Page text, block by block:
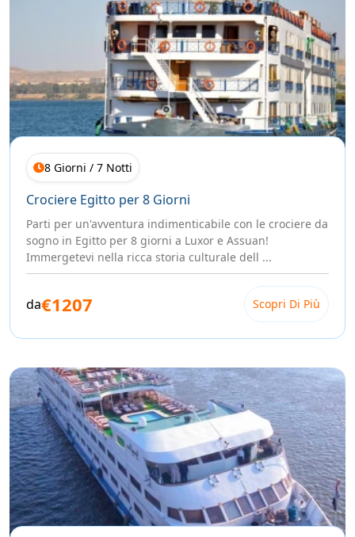
8 Giorni / 7 Notti
Crociere Egitto per 8 Giorni
Parti per un'avventura indimenticabile con le crociere da
sogno in Egitto per 8 giorni a Luxor e Assuan!
Immergetevi nella ricca storia culturale dell ...
da€1207 Scopri Di Più